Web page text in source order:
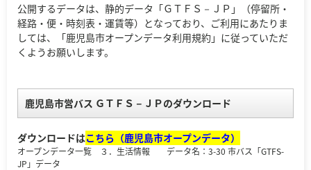
公開するデータは、静的データ「ＧＴＦＳ－ＪＰ」（停留所・
経路・便・時刻表・運賃等）となっており、ご利用にあたりま
しては、「鹿児島市オープンデータ利用規約」に従っていただ
くようお願いします。
鹿児島市営バス ＧＴＦＳ－ＪＰのダウンロード
ダウンロードはこちら（鹿児島市オープンデータ）
オープンデータ一覧 ３．生活情報 データ名：3-30 市バス「GTFS-
JP」データ